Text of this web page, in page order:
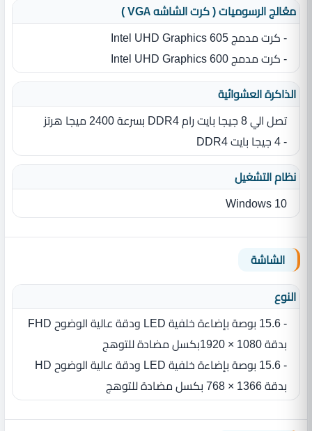
معُالج الرسوميات ( كرت الشاشه VGA )
- كرت مدمج Intel UHD Graphics 605
- كرت مدمج Intel UHD Graphics 600
الذاكرة العشوائية
تصل الي 8 جيجا بايت رام DDR4 بسرعة 2400 ميجا هرتز
- 4 جيجا بايت DDR4
نظام التشغيل
Windows 10
الشاشة
النوع
- 15.6 بوصة بإضاءة خلفية LED ودقة عالية الوضوح FHD
بدقة 1080 × 1920بكسل مضادة للتوهج
- 15.6 بوصة بإضاءة خلفية LED ودقة عالية الوضوح HD
بدقة 1366 × 768 بكسل مضادة للتوهج